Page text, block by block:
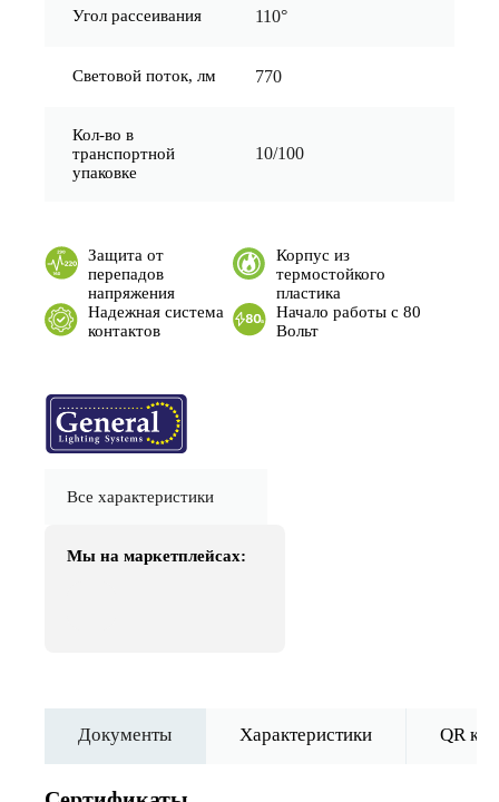
Угол рассеивания 110°
Световой поток, лм 770
Кол-во в
транспортной
упаковке
10/100
Защита от
перепадов
напряжения
Корпус из
термостойкого
пластика
Надежная система
контактов
Начало работы с 80
Вольт
Все характеристики
Мы на маркетплейсах:
Документы Характеристики QR код